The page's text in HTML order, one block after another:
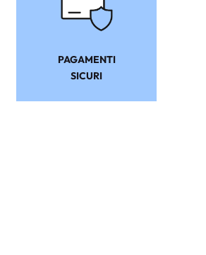
PAGAMENTI
SICURI